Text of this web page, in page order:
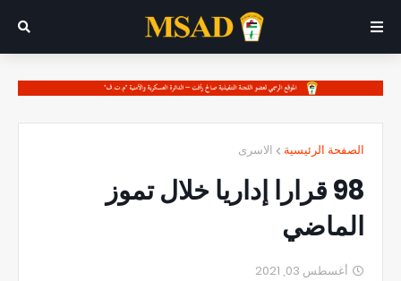
الصفحة الرئيسية الاسرى
98 قرارا إداريا خلال تموز
الماضي
أغسطس 03, 2021